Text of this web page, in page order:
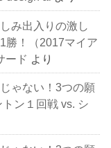
み出入りの激し
勝！（2017マイア
ード より
ゃない！3つの願
ン１回戦 vs. シ